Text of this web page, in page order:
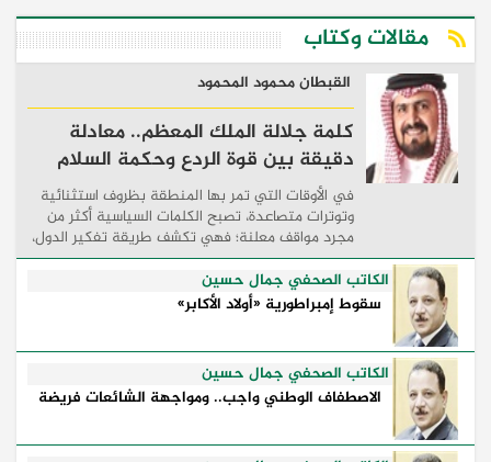
مقالات وكتاب
القبطان محمود المحمود
كلمة جلالة الملك المعظم.. معادلة
دقيقة بين قوة الردع وحكمة السلام
في الأوقات التي تمر بها المنطقة بظروف استثنائية
وتوترات متصاعدة، تصبح الكلمات السياسية أكثر من
مجرد مواقف معلنة؛ فهي تكشف طريقة تفكير الدول،
وكيفية إدارتها للأزمات، والحدود التي تفصل بين القوة
...
الكاتب الصحفي جمال حسين
سقوط إمبراطورية «أولاد الأكابر»
الكاتب الصحفي جمال حسين
الاصطفاف الوطني واجب.. ومواجهة الشائعات فريضة